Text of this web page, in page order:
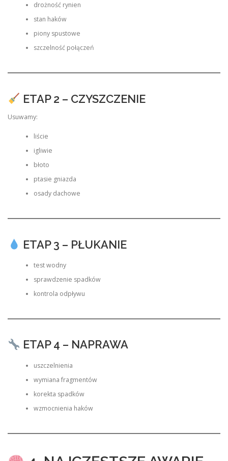
drożność rynien
stan haków
piony spustowe
szczelność połączeń
ETAP 2 – CZYSZCZENIE
Usuwamy:
liście
igliwie
błoto
ptasie gniazda
osady dachowe
ETAP 3 – PŁUKANIE
test wodny
sprawdzenie spadków
kontrola odpływu
ETAP 4 – NAPRAWA
uszczelnienia
wymiana fragmentów
korekta spadków
wzmocnienia haków